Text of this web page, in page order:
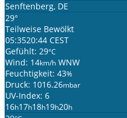
Senftenberg, DE
29°
Teilweise Bewölkt
05:3520:44 CEST
Gefühlt: 29°C
Wind: 14km/h WNW
Feuchtigkeit: 43%
Druck: 1016.26mbar
UV-Index: 6
16h17h18h19h20h